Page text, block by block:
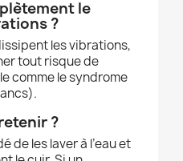
le
?
les vibrations,
tout risque de
comme le syndrome
?
de les laver à l’eau et